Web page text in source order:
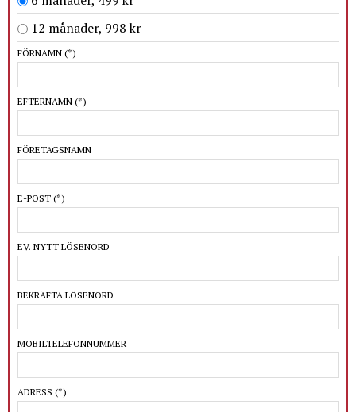
12 månader, 998 kr
FÖRNAMN (*)
EFTERNAMN (*)
FÖRETAGSNAMN
E-POST (*)
EV. NYTT LÖSENORD
BEKRÄFTA LÖSENORD
MOBILTELEFONNUMMER
ADRESS (*)